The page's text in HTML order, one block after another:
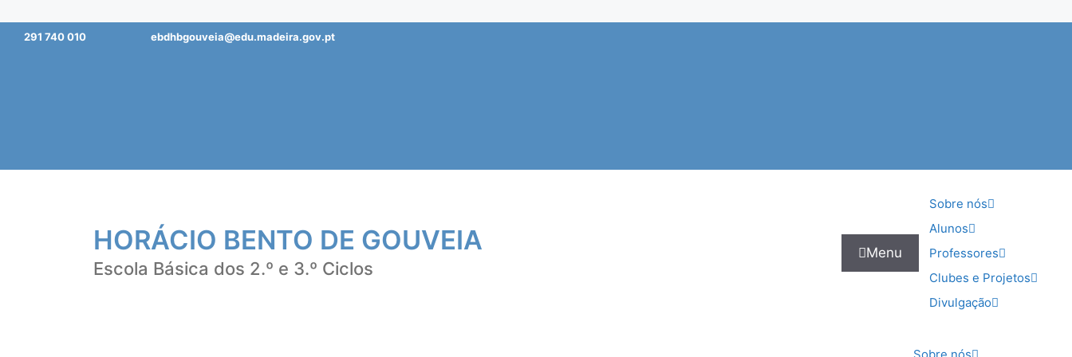
Saltar291 740 010 ebdhbgouveia@edu.madeira.gov.pt
HORÁCIO BENTO DE GOUVEIA
Escola Básica dos 2.º e 3.º Ciclos
Menu
Sobre nós
Alunos
Professores
Clubes e Projetos
Divulgação